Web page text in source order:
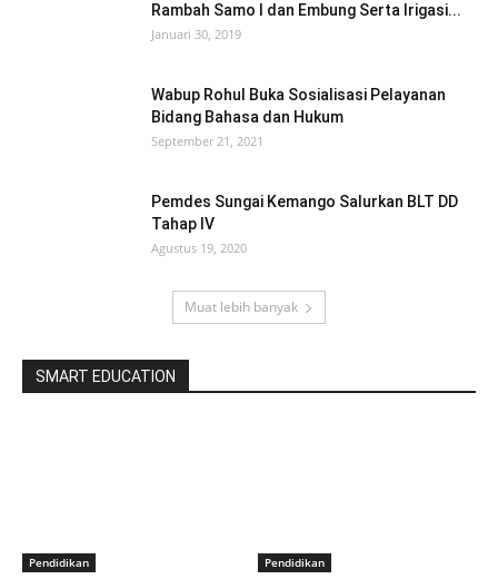
Rambah Samo I dan Embung Serta Irigasi...
Januari 30, 2019
Wabup Rohul Buka Sosialisasi Pelayanan
Bidang Bahasa dan Hukum
September 21, 2021
Pemdes Sungai Kemango Salurkan BLT DD
Tahap IV
Agustus 19, 2020
Muat lebih banyak
SMART EDUCATION
Pendidikan Pendidikan